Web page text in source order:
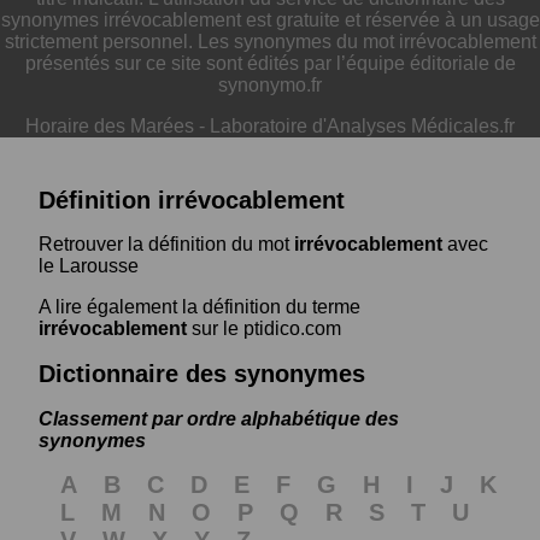
synonymes irrévocablement est gratuite et réservée à un usage
strictement personnel. Les synonymes du mot irrévocablement
présentés sur ce site sont édités par l’équipe éditoriale de
synonymo.fr
Horaire des Marées - Laboratoire d'Analyses Médicales.fr
Définition irrévocablement
Retrouver la définition du mot irrévocablement avec
le Larousse
A lire également la définition du terme
irrévocablement sur le ptidico.com
Dictionnaire des synonymes
Classement par ordre alphabétique des
synonymes
A B C D E F G H I J
K
L
M N O P Q R S T
U